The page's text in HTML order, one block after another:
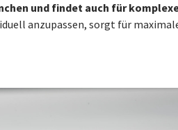
und findet auch für
anzupassen, sorgt für